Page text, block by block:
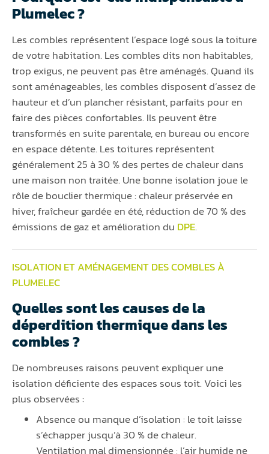
Plumelec ?
Les combles représentent l’espace logé sous la toiture
de votre habitation. Les combles dits non habitables,
trop exigus, ne peuvent pas être aménagés. Quand ils
sont aménageables, les combles disposent d’assez de
hauteur et d’un plancher résistant, parfaits pour en
faire des pièces confortables. Ils peuvent être
transformés en suite parentale, en bureau ou encore
en espace détente. Les toitures représentent
généralement 25 à 30 % des pertes de chaleur dans
une maison non traitée. Une bonne isolation joue le
rôle de bouclier thermique : chaleur préservée en
hiver, fraîcheur gardée en été, réduction de 70 % des
émissions de gaz et amélioration du DPE.
ISOLATION ET AMÉNAGEMENT DES COMBLES À
PLUMELEC
Quelles sont les causes de la
déperdition thermique dans les
combles ?
De nombreuses raisons peuvent expliquer une
isolation déficiente des espaces sous toit. Voici les
plus observées :
Absence ou manque d’isolation : le toit laisse
s’échapper jusqu’à 30 % de chaleur.
Ventilation mal dimensionnée : l’air humide ne